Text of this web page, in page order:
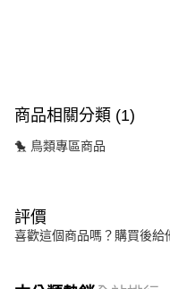
商品相關分類 (1)
🐤 鳥類專區商品
評價
喜歡這個商品嗎？購買後給